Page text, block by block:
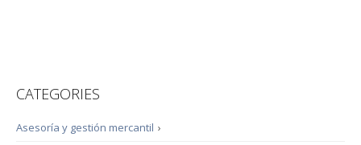
CATEGORIES
›
Asesoría y gestión mercantil